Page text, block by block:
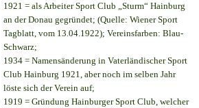
1921 = als Arbeiter Sport Club „Sturm“ Hainburg
an der Donau gegründet; (Quelle: Wiener Sport
Tagblatt, vom 13.04.1922); Vereinsfarben: Blau-
Schwarz;
1934 = Namensänderung in Vaterländischer Sport
Club Hainburg 1921, aber noch im selben Jahr
löste sich der Verein auf;
1919 = Gründung Hainburger Sport Club, welcher